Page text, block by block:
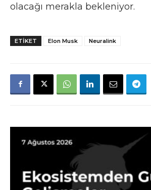
olacağı merakla bekleniyor.
ETIKET Elon Musk Neuralink